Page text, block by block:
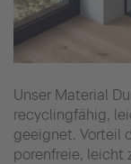
Unser Material
recyclingfähig,
geeignet. Vorteil
porenfreie, leicht